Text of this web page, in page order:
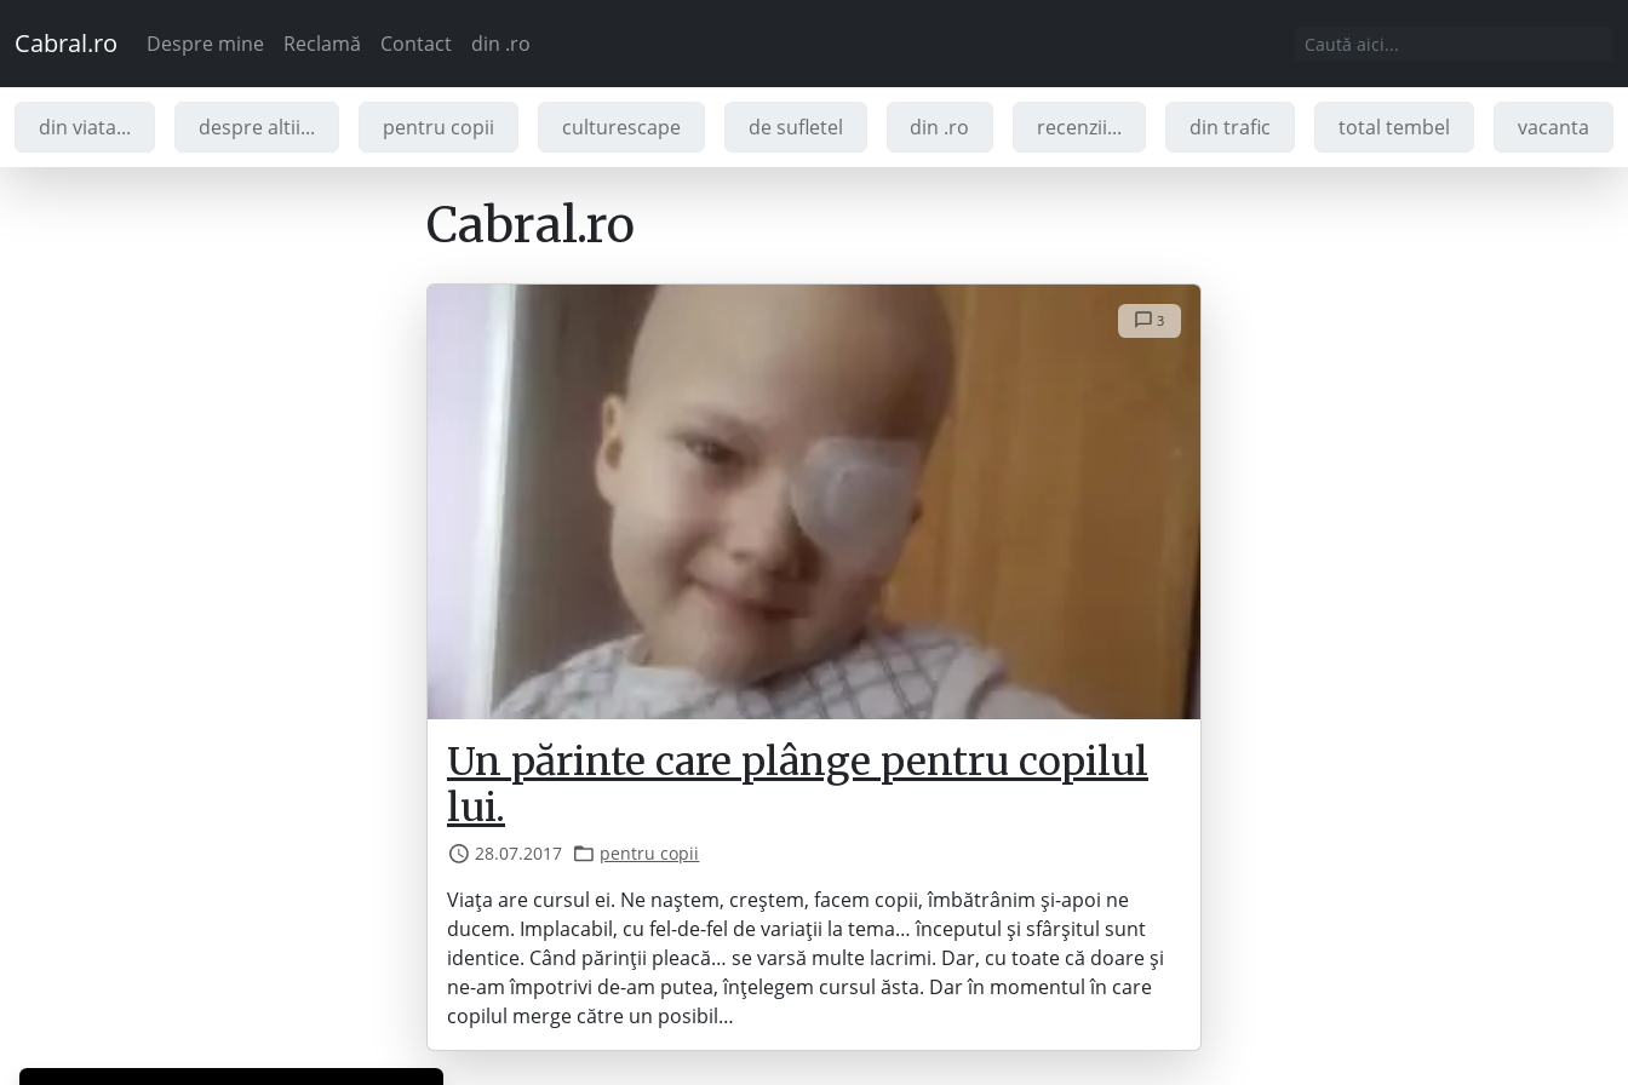
Cabral.ro Despre mine Reclamă Contact din .ro
din viata... despre altii... pentru copii culturescape de sufletel din .ro recenzii... din trafic total tembel vacanta
Cabral.ro
3
Un părinte care plânge pentru copilul
lui.
28.07.2017 pentru copii
Viața are cursul ei. Ne naștem, creștem, facem copii, îmbătrânim și-apoi ne
ducem. Implacabil, cu fel-de-fel de variații la tema… începutul și sfârșitul sunt
identice. Când părinții pleacă… se varsă multe lacrimi. Dar, cu toate că doare și
ne-am împotrivi de-am putea, înțelegem cursul ăsta. Dar în momentul în care
copilul merge către un posibil…